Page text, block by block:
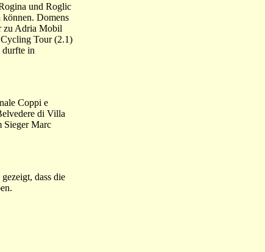
und Roglic
können. Domens
zu Adria Mobil
Cycling Tour (2.1)
durfte in
Coppi e
di Villa
Sieger Marc
dass die